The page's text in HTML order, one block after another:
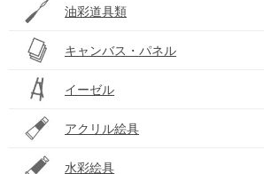
油彩道具類
キャンバス・パネル
イーゼル
アクリル絵具
水彩絵具